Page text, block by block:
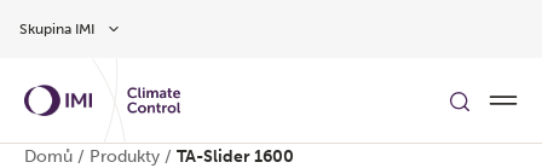
Skupina IMI
Domů / Produkty / TA-Slider 1600